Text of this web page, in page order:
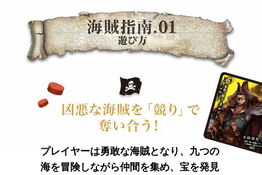
プレイヤーは勇敢な海賊となり、九つの
海を冒険しながら仲間を集め、宝を発見